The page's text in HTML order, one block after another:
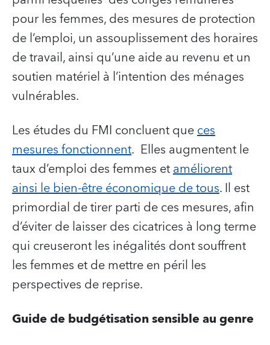
pour les femmes, des mesures de protection
de l’emploi, un assouplissement des horaires
de travail, ainsi qu’une aide au revenu et un
soutien matériel à l’intention des ménages
vulnérables.
Les études du FMI concluent queces
mesures fonctionnent. Elles augmentent le
taux d’emploi des femmes etaméliorent
ainsi le bien-être économique de tous. Il est
primordial de tirer parti de ces mesures, afin
d’éviter de laisser des cicatrices à long terme
qui creuseront les inégalités dont souffrent
les femmes et de mettre en péril les
perspectives de reprise.
Guide de budgétisation sensible au genre